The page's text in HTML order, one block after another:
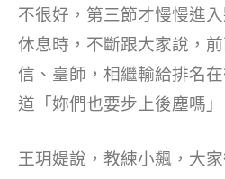
不很好，第三節才慢慢進
休息時，不斷跟大家說，
信、臺師，相繼輸給排名
道「妳們也要步上後塵嗎」
王玥媞說，教練小飆，大